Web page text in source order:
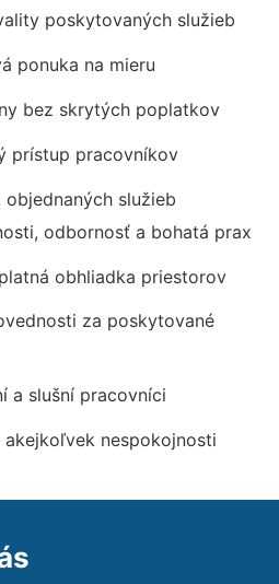
poskytovaných služieb
ponuka na mieru
bez skrytých poplatkov
prístup pracovníkov
služieb
odbornosť a bohatá prax
obhliadka priestorov
za poskytované
a slušní pracovníci
akejkoľvek nespokojnosti